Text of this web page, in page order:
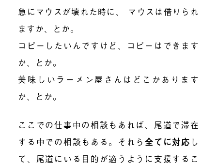
急にマウスが壊れた時に、 マウスは借りられ
ますか、とか。
コピーしたいんですけど、コピーはできます
か、とか。
美味しいラーメン屋さんはどこかあります
か、とか。
ここでの仕事中の相談もあれば、尾道で滞在
する中での相談もある。それら全てに対応 し
て、尾道にいる目的が適うように支援するこ